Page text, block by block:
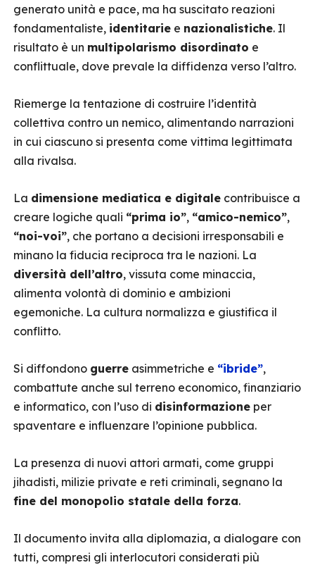
generato unità e pace, ma ha suscitato reazioni
fondamentaliste, identitarie e nazionalistiche. Il
risultato è un multipolarismo disordinato e
conflittuale, dove prevale la diffidenza verso l’altro.
Riemerge la tentazione di costruire l’identità
collettiva contro un nemico, alimentando narrazioni
in cui ciascuno si presenta come vittima legittimata
alla rivalsa.
La dimensione mediatica e digitale contribuisce a
creare logiche quali “prima io”, “amico-nemico”,
“noi-voi”, che portano a decisioni irresponsabili e
minano la fiducia reciproca tra le nazioni. La
diversità dell’altro, vissuta come minaccia,
alimenta volontà di dominio e ambizioni
egemoniche. La cultura normalizza e giustifica il
conflitto.
Si diffondono guerre asimmetriche e “ibride”,
combattute anche sul terreno economico, finanziario
e informatico, con l’uso di disinformazione per
spaventare e influenzare l’opinione pubblica.
La presenza di nuovi attori armati, come gruppi
jihadisti, milizie private e reti criminali, segnano la
fine del monopolio statale della forza.
Il documento invita alla diplomazia, a dialogare con
tutti, compresi gli interlocutori considerati più